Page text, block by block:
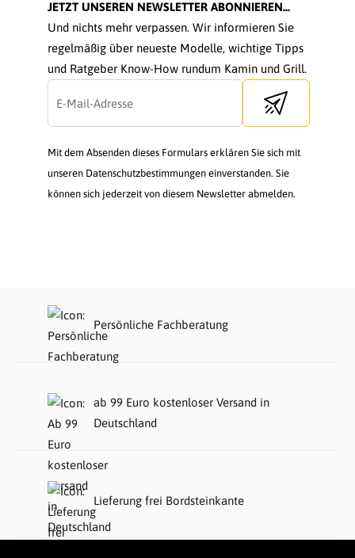
JETZT UNSEREN NEWSLETTER ABONNIEREN...
Und nichts mehr verpassen. Wir informieren Sie
regelmäßig über neueste Modelle, wichtige Tipps
und Ratgeber Know-How rundum Kamin und Grill.
Send newsletter
Mit dem Absenden dieses Formulars erklären Sie sich mit
unseren Datenschutzbestimmungen einverstanden. Sie
können sich jederzeit von diesem Newsletter abmelden.
Persönliche Fachberatung
ab 99 Euro kostenloser Versand in
Deutschland
Lieferung frei Bordsteinkante